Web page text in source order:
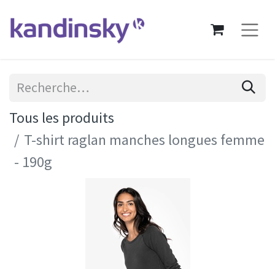
Tous les produits
T-shirt raglan manches longues femme
- 190g